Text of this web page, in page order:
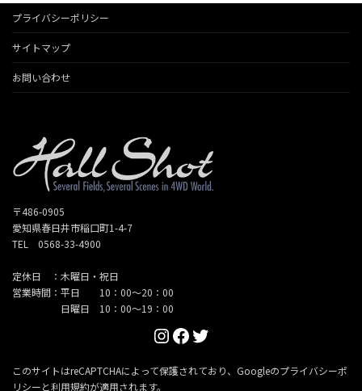
プライバシーポリシー
サイトマップ
お問い合わせ
〒486-0905
愛知県春日井市稲口町1-4-7
TEL 0568-33-4900
定休日 ：木曜日・祝日
営業時間：平日 10：00～20：00
日曜日 10：00～19：00
Instagram
Facebook
Twitter
このサイトはreCAPTCHAによって保護されており、Googleのプライバシーポ
リシーと利用規約が適用されます。